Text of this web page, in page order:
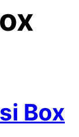
Box